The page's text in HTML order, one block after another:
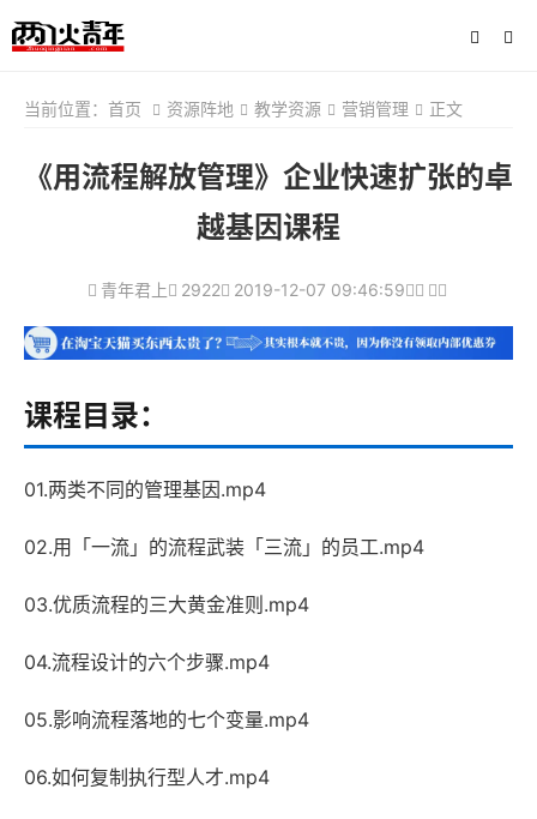
当前位置： 首页 资源阵地 教学资源 营销管理 正文
《用流程解放管理》企业快速扩张的卓
越基因课程
青年君上 2922 2019-12-07 09:46:59
课程目录：
01.两类不同的管理基因.mp4
02.用「一流」的流程武装「三流」的员工.mp4
03.优质流程的三大黄金准则.mp4
04.流程设计的六个步骤.mp4
05.影响流程落地的七个变量.mp4
06.如何复制执行型人才.mp4